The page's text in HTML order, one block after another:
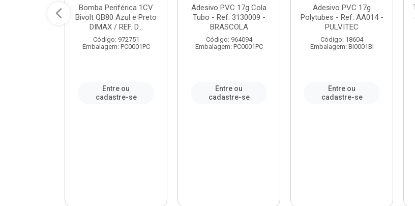
Bomba Periférica 1CV
Bivolt QB80 Azul e Preto
DIMAX / REF. D...
Código: 972751
Embalagem: PC0001PC
Entre ou
cadastre-se
Adesivo PVC 17g Cola
Tubo - Ref. 3130009 -
BRASCOLA
Código: 964094
Embalagem: PC0001PC
Entre ou
cadastre-se
Adesivo PVC 17g
Polytubes - Ref. AA014 -
PULVITEC
Código: 18604
Embalagem: BI0001BI
Entre ou
cadastre-se